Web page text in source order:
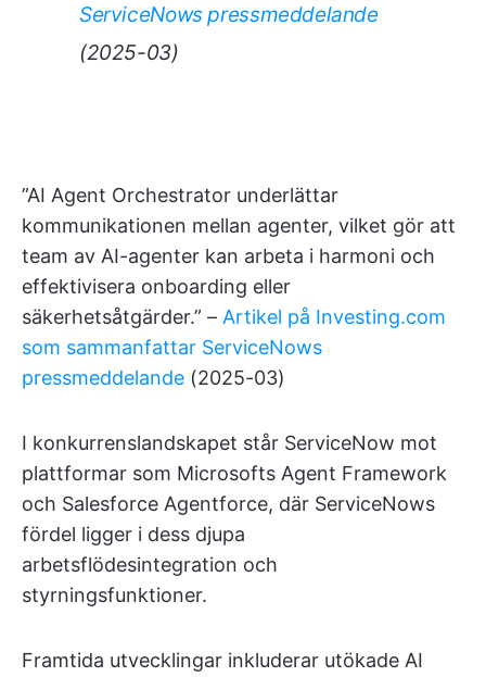
ServiceNows pressmeddelande
(2025-03)
”AI Agent Orchestrator underlättar
kommunikationen mellan agenter, vilket gör att
team av AI-agenter kan arbeta i harmoni och
effektivisera onboarding eller
säkerhetsåtgärder.” – Artikel på Investing.com
som sammanfattar ServiceNows
pressmeddelande (2025-03)
I konkurrenslandskapet står ServiceNow mot
plattformar som Microsofts Agent Framework
och Salesforce Agentforce, där ServiceNows
fördel ligger i dess djupa
arbetsflödesintegration och
styrningsfunktioner.
Framtida utvecklingar inkluderar utökade AI